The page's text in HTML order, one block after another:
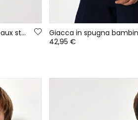
Giacca in spugna bambino bordeaux stampa Oxford
42,95 €